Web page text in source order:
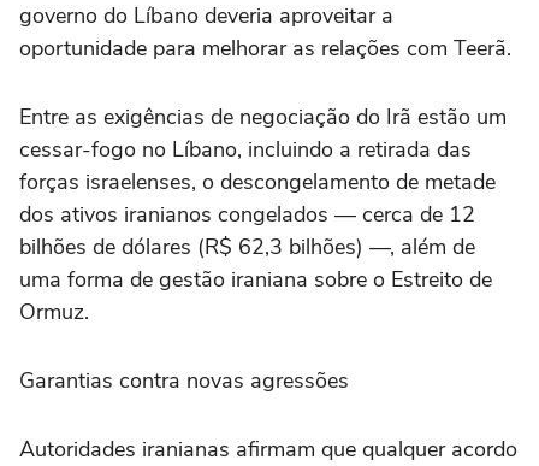
governo do Líbano deveria aproveitar a
oportunidade para melhorar as relações com Teerã.
Entre as exigências de negociação do Irã estão um
cessar-fogo no Líbano, incluindo a retirada das
forças israelenses, o descongelamento de metade
dos ativos iranianos congelados — cerca de 12
bilhões de dólares (R$ 62,3 bilhões) —, além de
uma forma de gestão iraniana sobre o Estreito de
Ormuz.
Garantias contra novas agressões
Autoridades iranianas afirmam que qualquer acordo